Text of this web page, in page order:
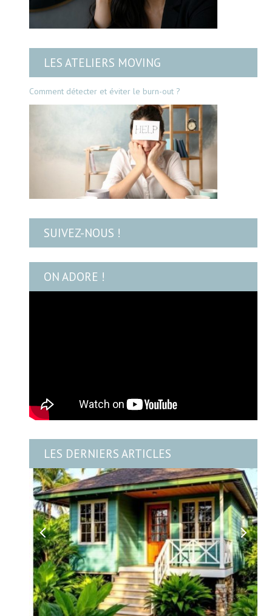
LES ATELIERS MOVING
Comment détecter et éviter le burn-out ?
SUIVEZ-NOUS !
ON ADORE !
LES DERNIERS ARTICLES